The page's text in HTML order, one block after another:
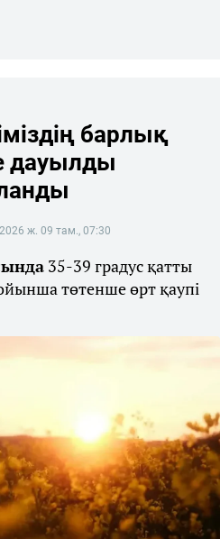
барлық
дауылды
2026 ж. 09 там., 07:30
35-39 градус қатты
төтенше өрт қаупі